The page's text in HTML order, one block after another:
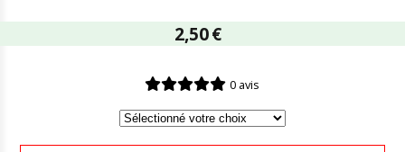
2,50€
0 avis